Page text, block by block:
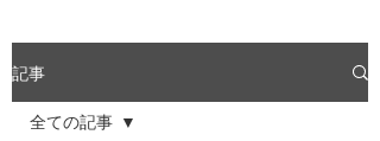
記事
全ての記事